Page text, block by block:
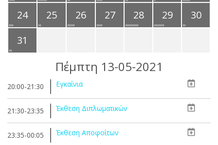
24
25 26 27 28 29
30
31
Πέμπτη 13-05-2021
20:00-21:30 Εγκαίνια
21:30-23:35 Έκθεση Διπλωματικών
23:35-00:05 Έκθεση Αποφοίτων